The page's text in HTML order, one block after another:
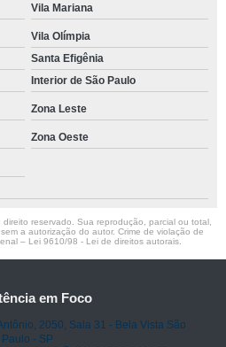
Vila Mariana
Vila Olímpia
Santa Efigênia
Interior de São Paulo
Zona Leste
Zona Oeste
reservado. Sua reprodução, parcial ou total,
a autorização do autor. Crime de violação de
– Lei 9610/98 - Lei de direitos autorais
em Foco
2050, Sala 31 - Bela Vista São
Paulo - SP